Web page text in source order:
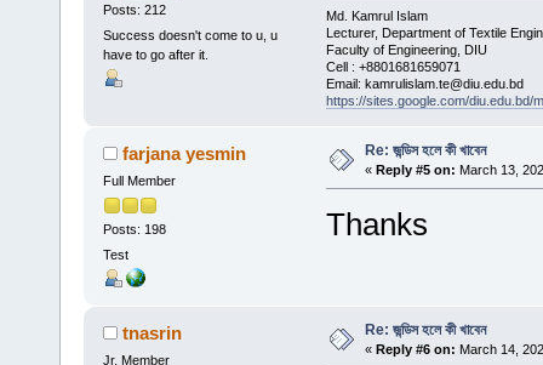
Posts: 212
Success doesn't come to u, u
have to go after it.
Md. Kamrul Islam
Lecturer, Department of Textile
Faculty of Engineering, DIU
Cell : +8801681659071
Email: kamrulislam.te@diu.edu.bd
https://sites.google.com/diu.edu.bd/
farjana yesmin
Full Member
Posts: 198
Test
Re: জন্ডিস হলে কী খাবেন
« Reply #5 on: March 13,
Thanks
tnasrin
Jr. Member
Re: জন্ডিস হলে কী খাবেন
« Reply #6 on: March 14,